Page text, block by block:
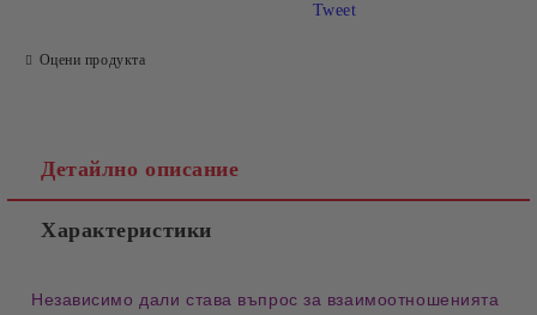
Оцени продукта
Tweet
Детайлно описание
Характеристики
Независимо дали става въпрос за взаимоотношенията